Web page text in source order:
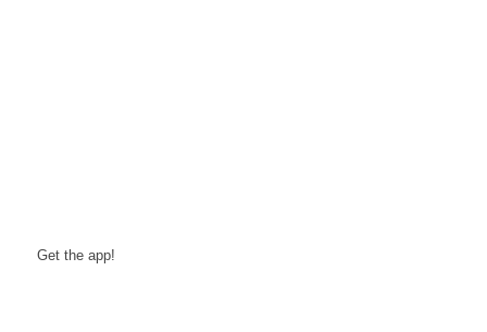
Get the app!